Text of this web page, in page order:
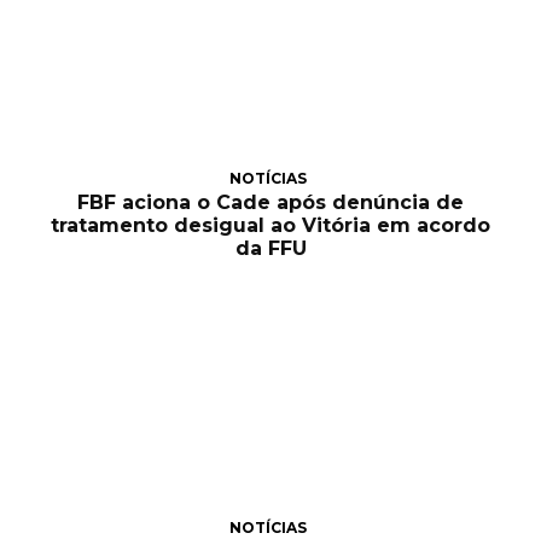
NOTÍCIAS
FBF aciona o Cade após denúncia de
tratamento desigual ao Vitória em acordo
da FFU
NOTÍCIAS